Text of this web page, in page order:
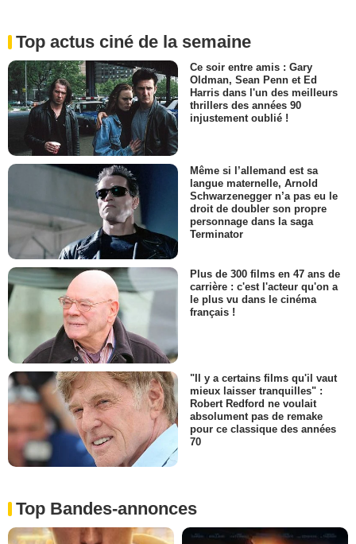
Top actus ciné de la semaine
Ce soir entre amis : Gary
Oldman, Sean Penn et Ed
Harris dans l'un des meilleurs
thrillers des années 90
injustement oublié !
Même si l’allemand est sa
langue maternelle, Arnold
Schwarzenegger n’a pas eu le
droit de doubler son propre
personnage dans la saga
Terminator
Plus de 300 films en 47 ans de
carrière : c'est l'acteur qu'on a
le plus vu dans le cinéma
français !
"Il y a certains films qu'il vaut
mieux laisser tranquilles" :
Robert Redford ne voulait
absolument pas de remake
pour ce classique des années
70
Top Bandes-annonces